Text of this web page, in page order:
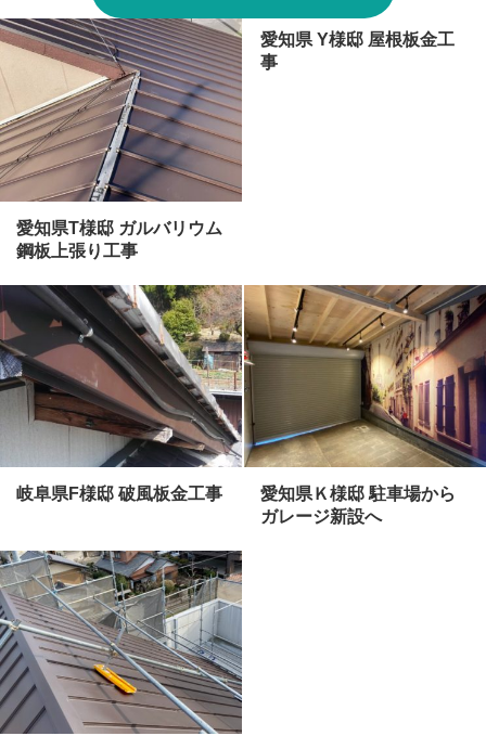
愛知県T様邸 ガルバリウム
鋼板上張り工事
愛知県 Y様邸 屋根板金工
事
岐阜県F様邸 破風板金工事
愛知県Ｋ様邸 駐車場から
ガレージ新設へ